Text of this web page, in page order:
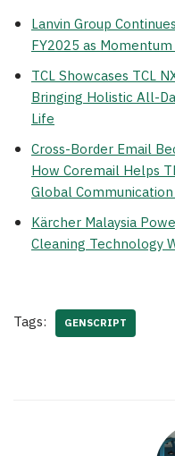
Lanvin Group
FY2025 as
TCL Showcases TCL
Bringing Holistic All-
Life
Cross-Border Email
How Coremail Helps
Global
Kärcher Malaysia
Cleaning Technology
Tags: GENSCRIPT